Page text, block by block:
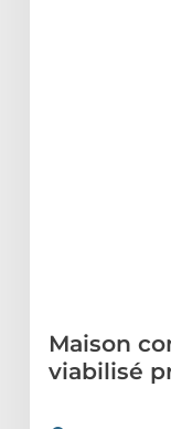
Maison
viabilisé